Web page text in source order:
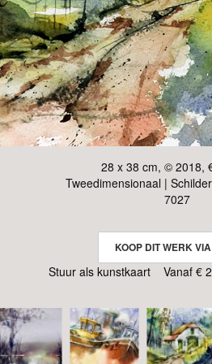
28 x 38 cm, © 2018,
Tweedimensionaal |
7027
KOOP DIT WERK
Stuur als kunstkaart Vanaf €